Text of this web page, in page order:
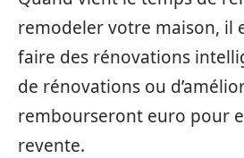
remodeler votre maison, il
faire des rénovations
de rénovations ou
rembourseront euro pour
revente.